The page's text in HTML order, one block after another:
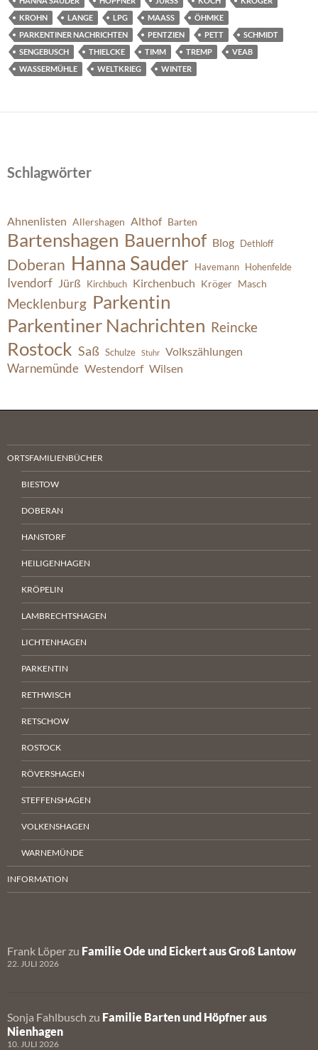
KROHN
LANGE LPG MAASS
ÖHMKE
PARKENTINER NACHRICHTEN
PENTZIEN PETT
SCHMIDT
SENGEBUSCH
THIELCKE TIMM TREMP
VEAB
WASSERMÜHLE
WELTKRIEG WINTER
Schlagwörter
Ahnenlisten Allershagen Althof Barten
Bartenshagen Bauernhof Blog Dethloff
Doberan Hanna Sauder Havemann Hohenfelde
Ivendorf Jürß Kirchbuch Kirchenbuch Kröger Masch
Mecklenburg Parkentin
Parkentiner Nachrichten Reincke
Rostock Saß Schulze Stuhr Volkszählungen
Warnemünde Westendorf Wilsen
ORTSFAMILIENBÜCHER
BIESTOW
DOBERAN
HANSTORF
HEILIGENHAGEN
KRÖPELIN
LAMBRECHTSHAGEN
LICHTENHAGEN
PARKENTIN
RETHWISCH
RETSCHOW
ROSTOCK
RÖVERSHAGEN
STEFFENSHAGEN
VOLKENSHAGEN
WARNEMÜNDE
INFORMATION
Frank Löper zu Familie Ode und Eickert aus Groß Lantow
22. JULI 2026
Sonja Fahlbusch zu Familie Barten und Höpfner aus
Nienhagen
10. JULI 2026